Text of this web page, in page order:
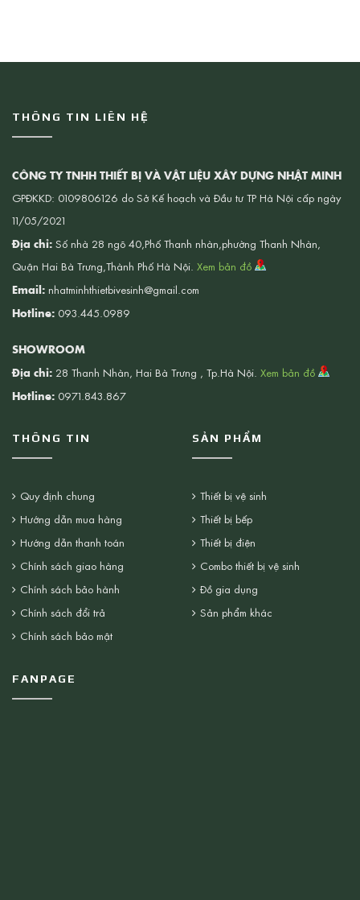
THÔNG TIN LIÊN HỆ
CÔNG TY TNHH THIẾT BỊ VÀ VẬT LIỆU XÂY DỰNG NHẬT MINH
GPĐKKD: 0109806126 do Sở Kế hoạch và Đầu tư TP Hà Nội cấp ngày
11/05/2021
Địa chỉ: Số nhà 28 ngõ 40,Phố Thanh nhàn,phường Thanh Nhàn,
Quận Hai Bà Trưng,Thành Phố Hà Nội. Xem bản đồ
Email: nhatminhthietbivesinh@gmail.com
Hotline: 093.445.0989
SHOWROOM
Địa chỉ: 28 Thanh Nhàn, Hai Bà Trưng , Tp.Hà Nội. Xem bản đồ
Hotline: 0971.843.867
THÔNG TIN
Quy định chung
Hướng dẫn mua hàng
Hướng dẫn thanh toán
Chính sách giao hàng
Chính sách bảo hành
Chính sách đổi trả
Chính sách bảo mật
SẢN PHẨM
Thiết bị vệ sinh
Thiết bị bếp
Thiết bị điện
Combo thiết bị vệ sinh
Đồ gia dụng
Sản phẩm khác
FANPAGE